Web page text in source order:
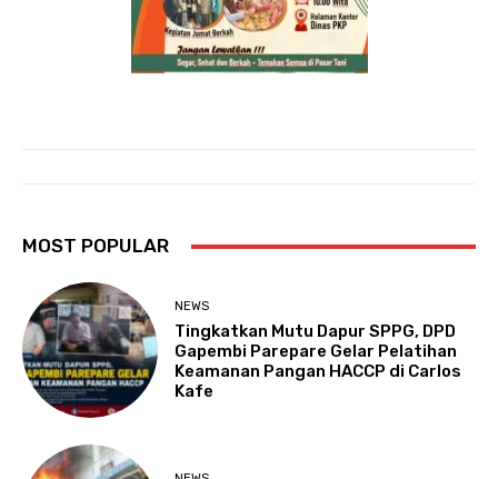
MOST POPULAR
NEWS
Tingkatkan Mutu Dapur SPPG, DPD
Gapembi Parepare Gelar Pelatihan
Keamanan Pangan HACCP di Carlos
Kafe